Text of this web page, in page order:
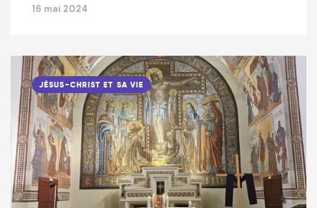
16 mai 2024
JÉSUS-CHRIST ET SA VIE